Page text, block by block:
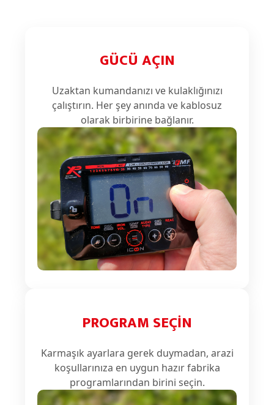
GÜCÜ AÇIN
Uzaktan kumandanızı ve kulaklığınızı
çalıştırın. Her şey anında ve kablosuz
olarak birbirine bağlanır.
PROGRAM SEÇIN
Karmaşık ayarlara gerek duymadan, arazi
koşullarınıza en uygun hazır fabrika
programlarından birini seçin.